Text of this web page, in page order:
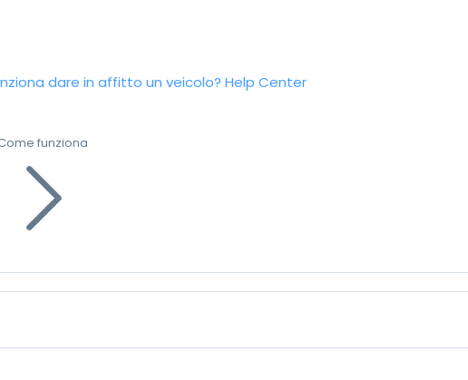
dare in affitto un veicolo? Help Center
funziona